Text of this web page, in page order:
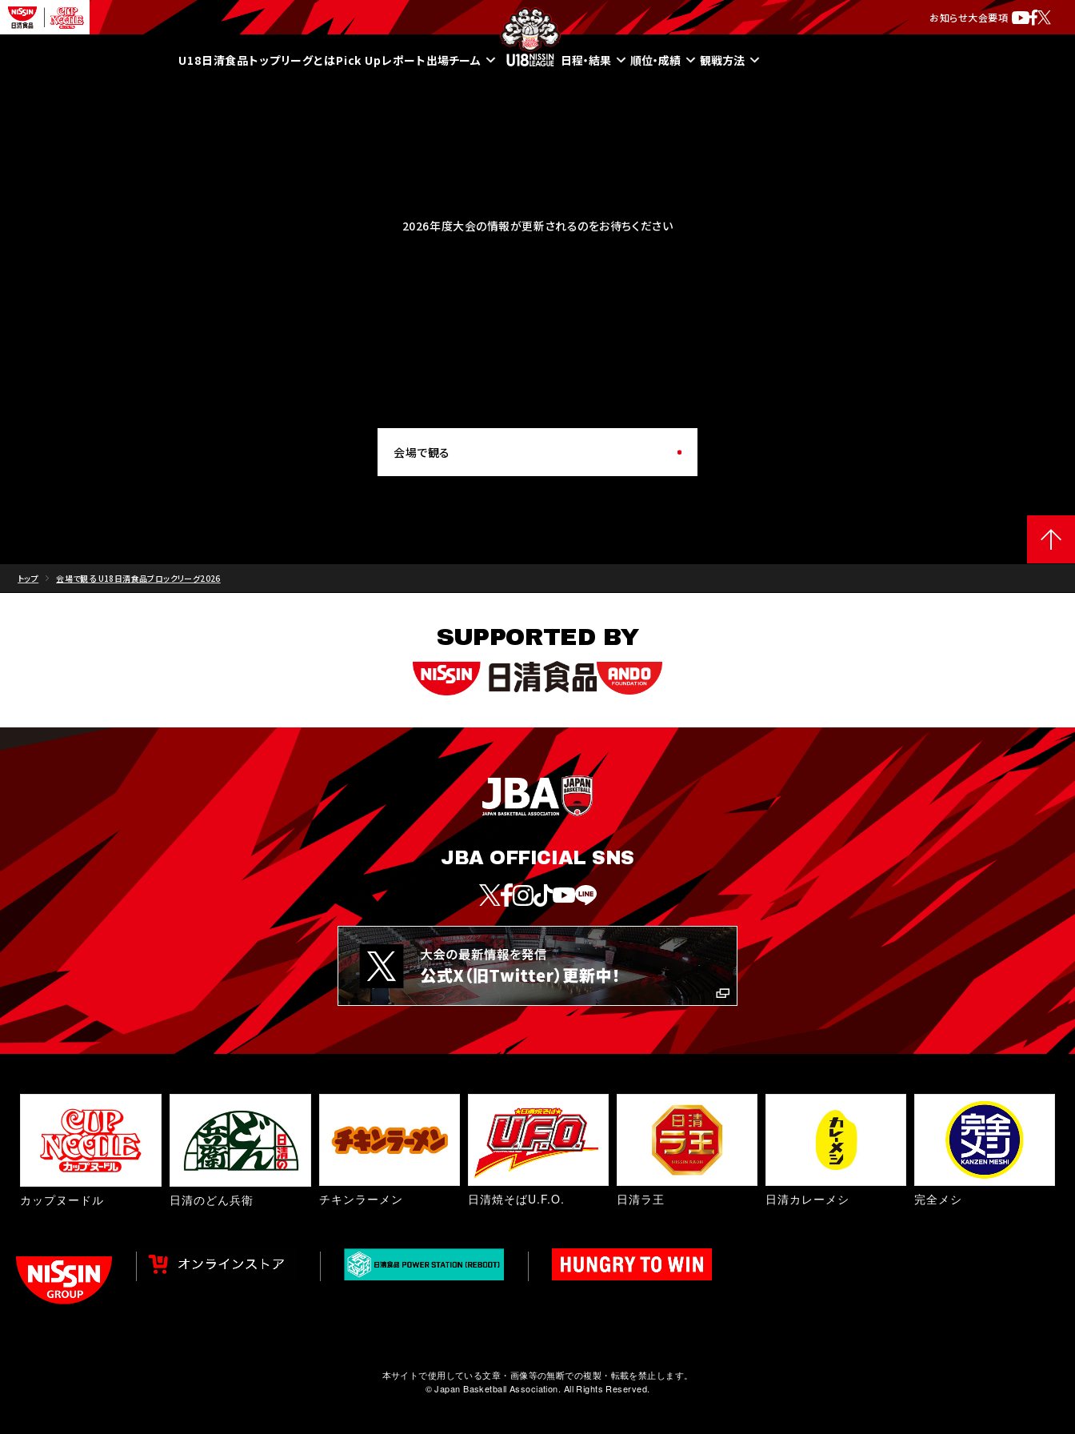
お知らせ大会要項
U18日清食品トップリーグとはPick Upレポート出場チーム 日程・結果 順位・成績 観戦方法
2026年度大会の情報が更新されるのをお待ちください
会場で観る
トップ 会場で観る U18日清食品ブロックリーグ2026
SUPPORTED BY
JBA OFFICIAL SNS
カップヌードル 日清のどん兵衛 チキンラーメン 日清焼そばU.F.O. 日清ラ王 日清カレーメシ 完全メシ
本サイトで使用している文章・画像等の無断での複製・転載を禁止します。
© Japan Basketball Association. All Rights Reserved.